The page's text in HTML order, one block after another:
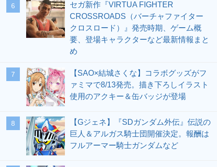
6
セガ新作『VIRTUA FIGHTER
CROSSROADS（バーチャファイター
クロスロード）』発売時期、ゲーム概
要、登場キャラクターなど最新情報まと
め
7
【SAO×結城さくな】コラボグッズがフ
ァミマで8/13発売。描き下ろしイラスト
使用のアクキー＆缶バッジが登場
8
【Gジェネ】『SDガンダム外伝』伝説の
巨人＆アルガス騎士団開催決定。報酬は
フルアーマー騎士ガンダムなど